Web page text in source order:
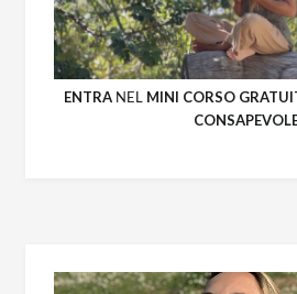
ENTRA NEL MINI CORSO